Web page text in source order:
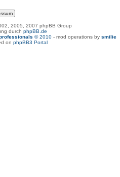
2005, 2007 phpBB Group
durch phpBB.de
© 2010 - mod operations by smilie
on phpBB3 Portal